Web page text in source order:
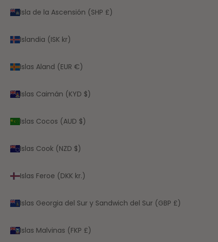
Isla de la Ascensión (SHP £)
Islandia (ISK kr)
Islas Aland (EUR €)
Islas Caimán (KYD $)
Islas Cocos (AUD $)
Islas Cook (NZD $)
Islas Feroe (DKK kr.)
Islas Georgia del Sur y Sandwich del Sur (GBP £)
Islas Malvinas (FKP £)